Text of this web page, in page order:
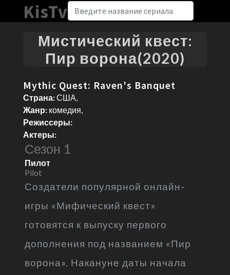
KisTv
Мистический квест:
Пир ворона(2020)
Mythic Quest: Raven's Banquet
Страна:США,
Жанр:комедия,
Режиссеры:
Актеры:
Сезон 1
Пилот
Pilot
Создатели популярной онлайн-
игры «Мифический квест»
готовятся к выпуску первого
дополнения под названием «Пир
ворона». Накануне даты начала